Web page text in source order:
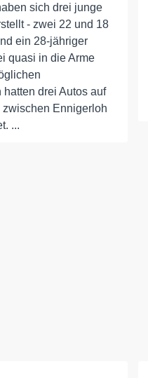
sich drei junge
- zwei 22 und 18
ein 28-jähriger
quasi in die Arme
drei Autos auf
Ennigerloh
...